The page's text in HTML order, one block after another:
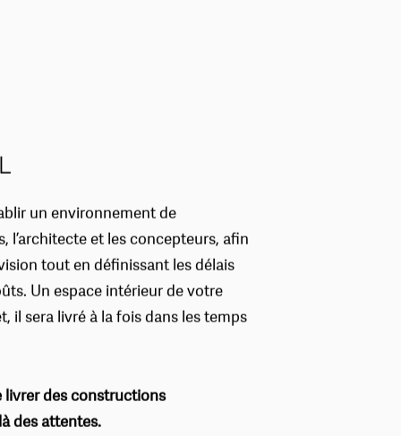
un environnement de
et les concepteurs, afin
tout en définissant les délais
Un espace intérieur de votre
des constructions